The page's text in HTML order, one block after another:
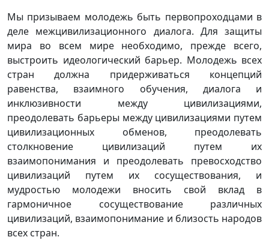
Мы призываем молодежь быть первопроходцами в
деле межцивилизационного диалога. Для защиты
мира во всем мире необходимо, прежде всего,
выстроить идеологический барьер. Молодежь всех
стран должна придерживаться концепций
равенства, взаимного обучения, диалога и
инклюзивности между цивилизациями,
преодолевать барьеры между цивилизациями путем
цивилизационных обменов, преодолевать
столкновение цивилизаций путем их
взаимопонимания и преодолевать превосходство
цивилизаций путем их сосуществования, и
мудростью молодежи вносить свой вклад в
гармоничное сосуществование различных
цивилизаций, взаимопонимание и близость народов
всех стран.